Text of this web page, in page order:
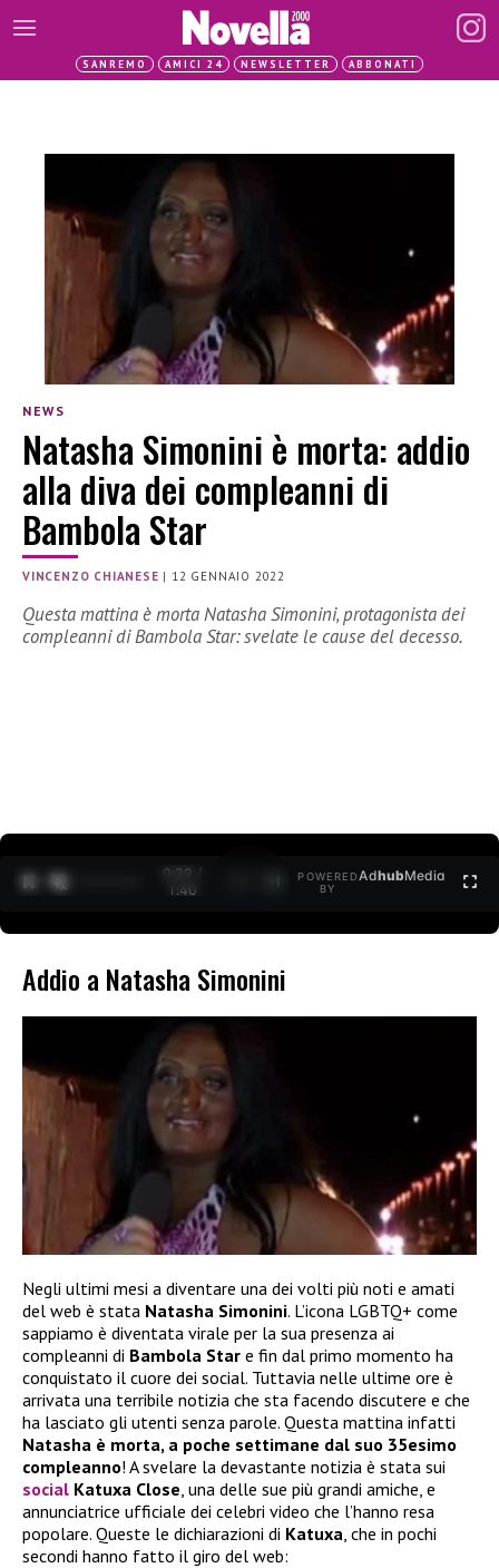
SANREMO AMICI 24 NEWSLETTER ABBONATI
NEWS
Natasha Simonini è morta: addio
alla diva dei compleanni di
Bambola Star
VINCENZO CHIANESE | 12 GENNAIO 2022
Questa mattina è morta Natasha Simonini, protagonista dei
compleanni di Bambola Star: svelate le cause del decesso.
0:30 /
1:40
POWERED
BY
AdhubMedia
Addio a Natasha Simonini
Negli ultimi mesi a diventare una dei volti più noti e amati
del web è stata Natasha Simonini. L’icona LGBTQ+ come
sappiamo è diventata virale per la sua presenza ai
compleanni di Bambola Star e fin dal primo momento ha
conquistato il cuore dei social. Tuttavia nelle ultime ore è
arrivata una terribile notizia che sta facendo discutere e che
ha lasciato gli utenti senza parole. Questa mattina infatti
Natasha è morta, a poche settimane dal suo 35esimo
compleanno! A svelare la devastante notizia è stata sui
social Katuxa Close , una delle sue più grandi amiche, e
annunciatrice ufficiale dei celebri video che l’hanno resa
popolare. Queste le dichiarazioni di Katuxa , che in pochi
secondi hanno fatto il giro del web: